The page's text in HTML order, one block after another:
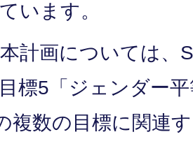
います。
計画については、
標5「ジェンダー
複数の目標に関連